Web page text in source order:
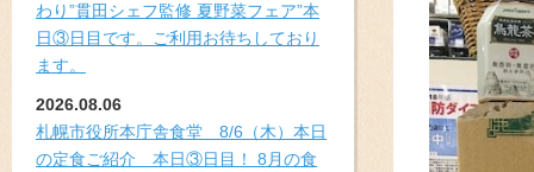
わり”貫田シェフ監修 夏野菜フェア”本
日③日目です。ご利用お待ちしており
ます。
2026.08.06
札幌市役所本庁舎食堂 8/6（木）本日
の定食ご紹介 本日③日目！ 8月の食